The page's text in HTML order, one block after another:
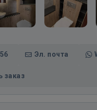
Эл. почта
заказ